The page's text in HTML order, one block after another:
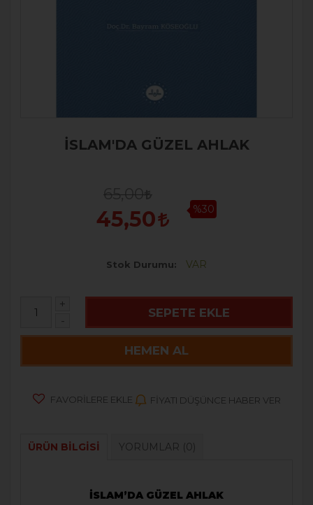
İSLAM'DA GÜZEL AHLAK
65,00
45,50 %30
Stok Durumu VAR
+
-
SEPETE EKLE
HEMEN AL
FAVORILERE EKLE FIYATI DÜŞÜNCE HABER VER
ÜRÜN BILGISI YORUMLAR (0)
İSLAM’DA GÜZEL AHLAK